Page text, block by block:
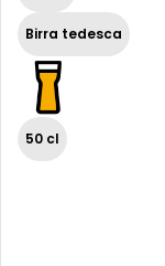
Birra tedesca
50 cl